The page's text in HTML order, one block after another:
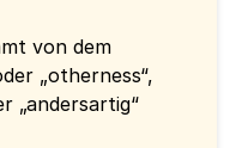
von dem
„otherness“,
„andersartig“